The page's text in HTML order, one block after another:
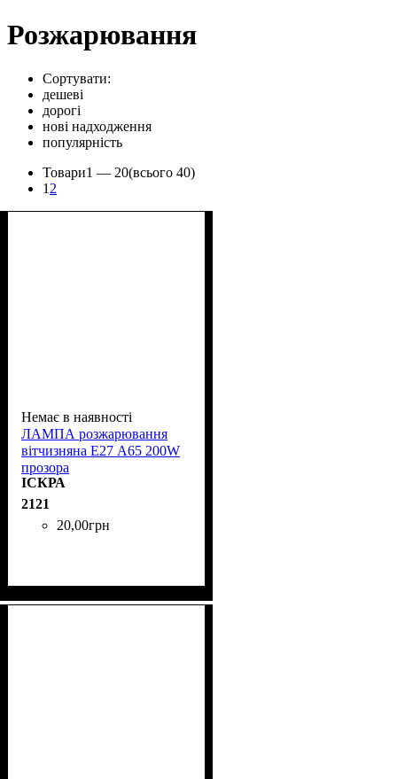
Розжарювання
Сортувати:
дешеві
дорогі
нові надходження
популярність
Товари1 — 20(всього 40)
1 2
Немає в наявності
ЛАМПА розжарювання
вітчизняна Е27 A65 200W
прозора
ІСКРА
2121
20,00грн